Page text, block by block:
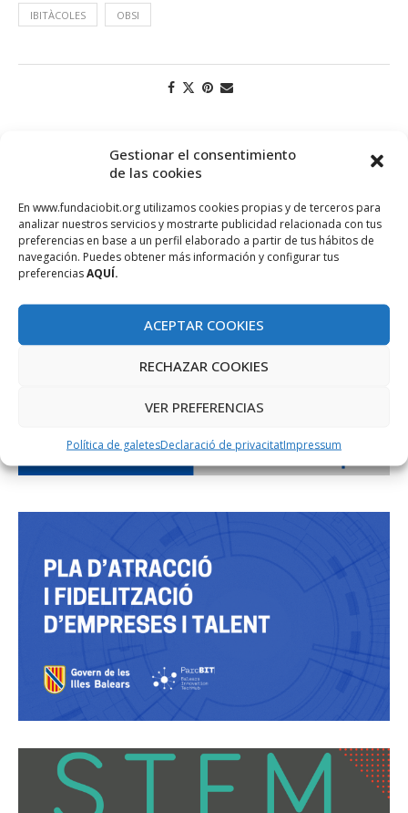
Gestionar el consentimiento
de las cookies
En www.fundaciobit.org utilizamos cookies propias y de terceros para
analizar nuestros servicios y mostrarte publicidad relacionada con tus
preferencias en base a un perfil elaborado a partir de tus hábitos de
navegación. Puedes obtener más información y configurar tus
preferenciasAQUÍ.
ACEPTAR COOKIES
RECHAZAR COOKIES
VER PREFERENCIAS
Política de galetesDeclaració de privacitatImpressum
IBITÀCOLES OBSI